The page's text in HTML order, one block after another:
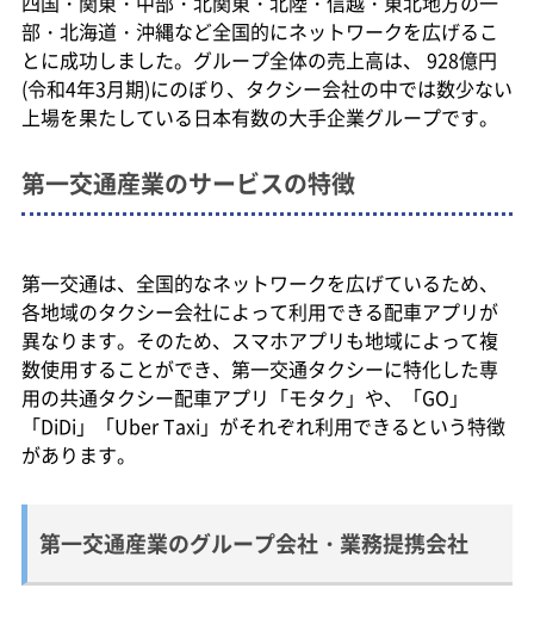
部・北海道・沖縄など全国的にネットワークを広げるこ
とに成功しました。グループ全体の売上高は、 928億円
(令和4年3月期)にのぼり、タクシー会社の中では数少ない
上場を果たしている日本有数の大手企業グループです。
第一交通産業のサービスの特徴
第一交通は、全国的なネットワークを広げているため、
各地域のタクシー会社によって利用できる配車アプリが
異なります。そのため、スマホアプリも地域によって複
数使用することができ、第一交通タクシーに特化した専
用の共通タクシー配車アプリ「モタク」や、「GO」
「DiDi」「Uber Taxi」がそれぞれ利用できるという特徴
があります。
第一交通産業のグループ会社・業務提携会社